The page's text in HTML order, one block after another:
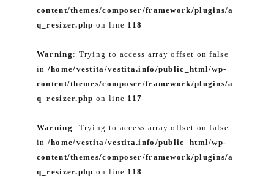
content/themes/composer/framework/plugins/a
q_resizer.php on line 118
Warning : Trying to access array offset on false
in /home/vestita/vestita.info/public_html/wp-
content/themes/composer/framework/plugins/a
q_resizer.php on line 117
Warning : Trying to access array offset on false
in /home/vestita/vestita.info/public_html/wp-
content/themes/composer/framework/plugins/a
q_resizer.php on line 118